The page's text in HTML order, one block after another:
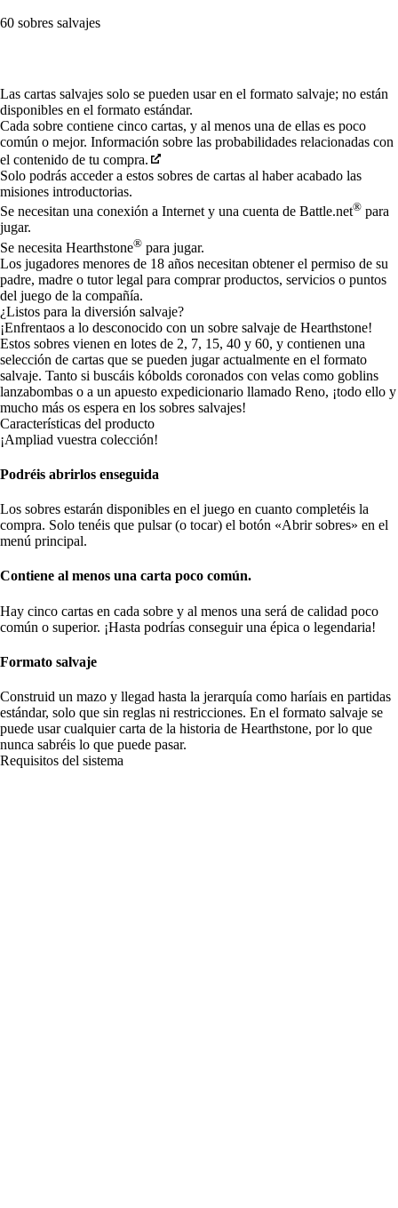
60 sobres salvajes
Available actions
Las cartas salvajes solo se pueden usar en el formato salvaje; no están
disponibles en el formato estándar.
Cada sobre contiene cinco cartas, y al menos una de ellas es poco
común o mejor. Información sobre las probabilidades relacionadas con
el contenido de tu compra.
Solo podrás acceder a estos sobres de cartas al haber acabado las
misiones introductorias.
Se necesitan una conexión a Internet y una cuenta de Battle.net® para
jugar.
Se necesita Hearthstone® para jugar.
Los jugadores menores de 18 años necesitan obtener el permiso de su
padre, madre o tutor legal para comprar productos, servicios o puntos
del juego de la compañía.
¿Listos para la diversión salvaje?
¡Enfrentaos a lo desconocido con un sobre salvaje de Hearthstone!
Estos sobres vienen en lotes de 2, 7, 15, 40 y 60, y contienen una
selección de cartas que se pueden jugar actualmente en el formato
salvaje. Tanto si buscáis kóbolds coronados con velas como goblins
lanzabombas o a un apuesto expedicionario llamado Reno, ¡todo ello y
mucho más os espera en los sobres salvajes!
Características del producto
¡Ampliad vuestra colección!
Podréis abrirlos enseguida
Los sobres estarán disponibles en el juego en cuanto completéis la
compra. Solo tenéis que pulsar (o tocar) el botón «Abrir sobres» en el
menú principal.
Contiene al menos una carta poco común.
Hay cinco cartas en cada sobre y al menos una será de calidad poco
común o superior. ¡Hasta podrías conseguir una épica o legendaria!
Formato salvaje
Construid un mazo y llegad hasta la jerarquía como haríais en partidas
estándar, solo que sin reglas ni restricciones. En el formato salvaje se
puede usar cualquier carta de la historia de Hearthstone, por lo que
nunca sabréis lo que puede pasar.
Requisitos del sistema